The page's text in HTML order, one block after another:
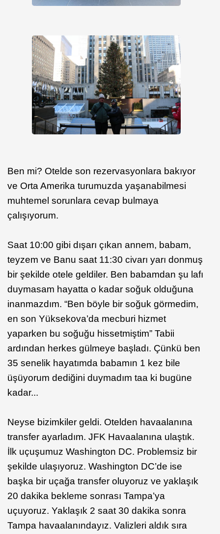
Ben mi? Otelde son rezervasyonlara bakıyor
ve Orta Amerika turumuzda yaşanabilmesi
muhtemel sorunlara cevap bulmaya
çalışıyorum.
Saat 10:00 gibi dışarı çıkan annem, babam,
teyzem ve Banu saat 11:30 civarı yarı donmuş
bir şekilde otele geldiler. Ben babamdan şu lafı
duymasam hayatta o kadar soğuk olduğuna
inanmazdım. “Ben böyle bir soğuk görmedim,
en son Yüksekova’da mecburi hizmet
yaparken bu soğuğu hissetmiştim” Tabii
ardından herkes gülmeye başladı. Çünkü ben
35 senelik hayatımda babamın 1 kez bile
üşüyorum dediğini duymadım taa ki bugüne
kadar...
Neyse bizimkiler geldi. Otelden havaalanına
transfer ayarladım. JFK Havaalanına ulaştık.
İlk uçuşumuz Washington DC. Problemsiz bir
şekilde ulaşıyoruz. Washington DC’de ise
başka bir uçağa transfer oluyoruz ve yaklaşık
20 dakika bekleme sonrası Tampa’ya
uçuyoruz. Yaklaşık 2 saat 30 dakika sonra
Tampa havaalanındayız. Valizleri aldık sıra